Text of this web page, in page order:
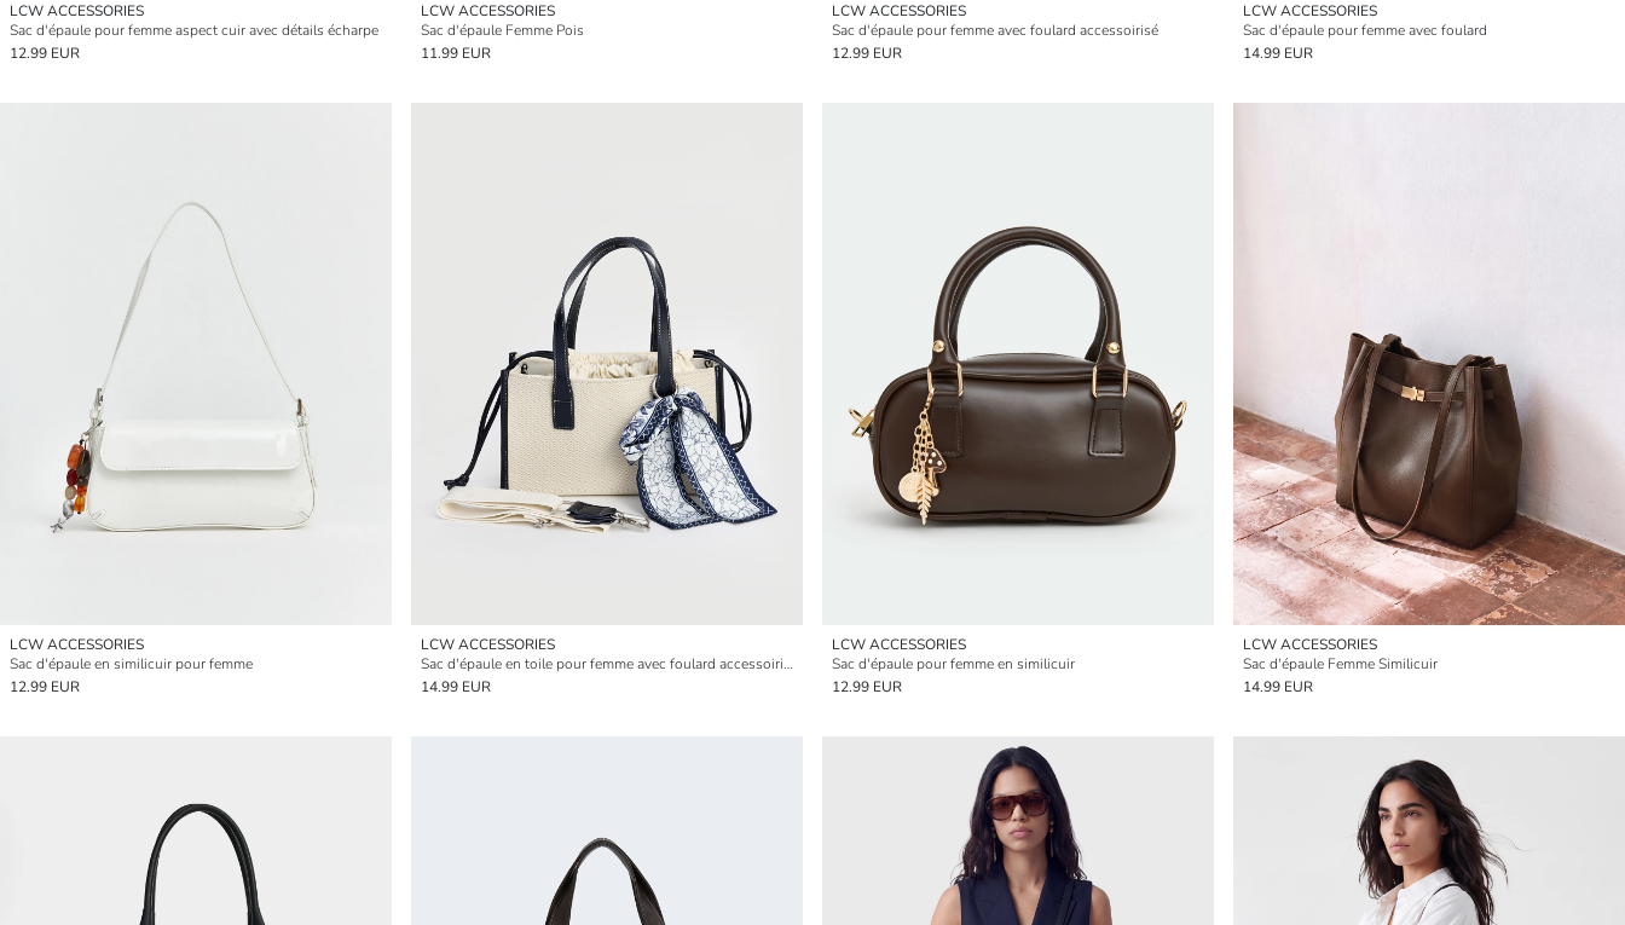
LCW ACCESSORIES
Sac d'épaule pour femme aspect cuir avec détails écharpe
12.99 EUR
LCW ACCESSORIES
Sac d'épaule Femme Pois
11.99 EUR
LCW ACCESSORIES
Sac d'épaule pour femme avec foulard accessoirisé
12.99 EUR
LCW ACCESSORIES
Sac d'épaule pour femme avec foulard
14.99 EUR
LCW ACCESSORIES
Sac d'épaule en similicuir pour femme
12.99 EUR
LCW ACCESSORIES
Sac d'épaule en toile pour femme avec foulard accessoirisé
14.99 EUR
LCW ACCESSORIES
Sac d'épaule pour femme en similicuir
12.99 EUR
LCW ACCESSORIES
Sac d'épaule Femme Similicuir
14.99 EUR